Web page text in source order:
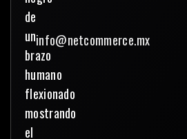
info@netcommerce.mx